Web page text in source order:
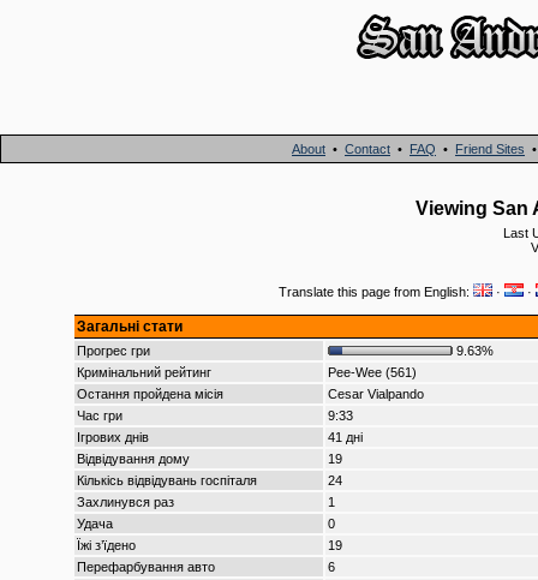
About • Contact • FAQ • Friend Sites
Viewing San
Last
Translate this page from English: · ·
Загальні стати
Прогрес гри
9.63%
Кримінальний рейтинг
Pee-Wee (561)
Остання пройдена місія
Cesar Vialpando
Час гри
9:33
Ігрових днів
41 дні
Відвідування дому
19
Кількісь відвідувань госпіталя
24
Захлинувся раз
1
Удача
0
Їжі з’їдено
19
Перефарбування авто
6